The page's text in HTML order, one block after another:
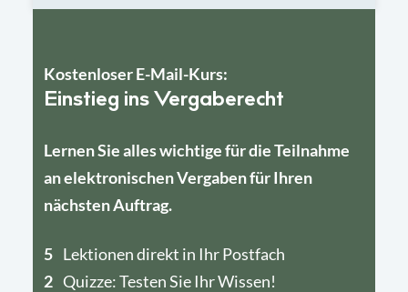
Kostenloser E-Mail-Kurs:
Einstieg ins Vergaberecht
Lernen Sie alles wichtige für die Teilnahme
an elektronischen Vergaben für Ihren
nächsten Auftrag.
5 Lektionen direkt in Ihr Postfach
2 Quizze: Testen Sie Ihr Wissen!
4
1